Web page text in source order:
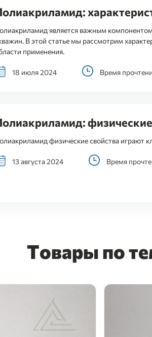
является важным
В этой статье мы рассмотрим
применения.
18 июля 2024 Время
физические
физические свойства играют
13 августа 2024 Время
Товары по